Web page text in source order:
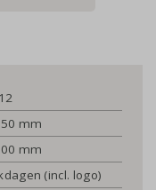
mm
mm
(incl. logo)